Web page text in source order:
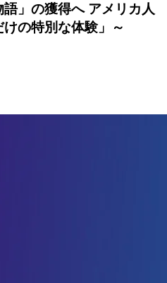
」の獲得へ アメリカ人
の特別な体験」～